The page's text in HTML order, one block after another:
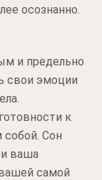
осознанно.
и предельно
свои эмоции
к
Сон
ваша
самой